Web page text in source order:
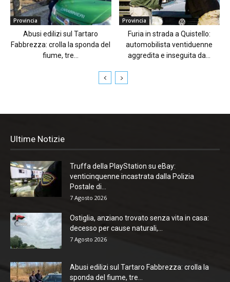
Provincia
Abusi edilizi sul Tartaro
Fabbrezza: crolla la sponda del
fiume, tre...
Provincia
Furia in strada a Quistello:
automobilista ventiduenne
aggredita e inseguita da...
Ultime Notizie
Truffa della PlayStation su eBay:
venticinquenne incastrata dalla Polizia
Postale di...
7 Agosto 2026
Ostiglia, anziano trovato senza vita in casa:
decesso per cause naturali,...
7 Agosto 2026
Abusi edilizi sul Tartaro Fabbrezza: crolla la
sponda del fiume, tre...